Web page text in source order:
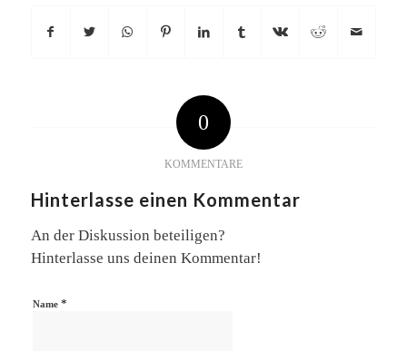
0
KOMMENTARE
Hinterlasse einen Kommentar
An der Diskussion beteiligen?
Hinterlasse uns deinen Kommentar!
Name *